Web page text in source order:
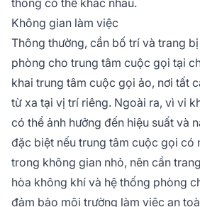
Không gian làm việc
Thông thường, cần bố trí và trang
phòng cho trung tâm cuộc gọi tại
khai trung tâm cuộc gọi ảo, nơi tất
từ xa tại vị trí riêng. Ngoài ra, vì vi
có thể ảnh hưởng đến hiệu suất và
đặc biệt nếu trung tâm cuộc gọi có
trong không gian nhỏ, nên cần
hòa không khí và hệ thống phòng
đảm bảo môi trường làm việc an